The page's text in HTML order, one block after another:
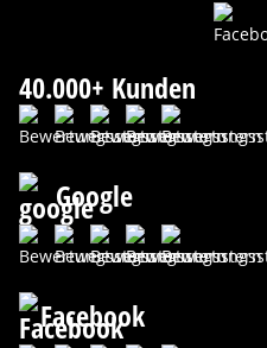
40.000+ Kunden
Google
Facebook